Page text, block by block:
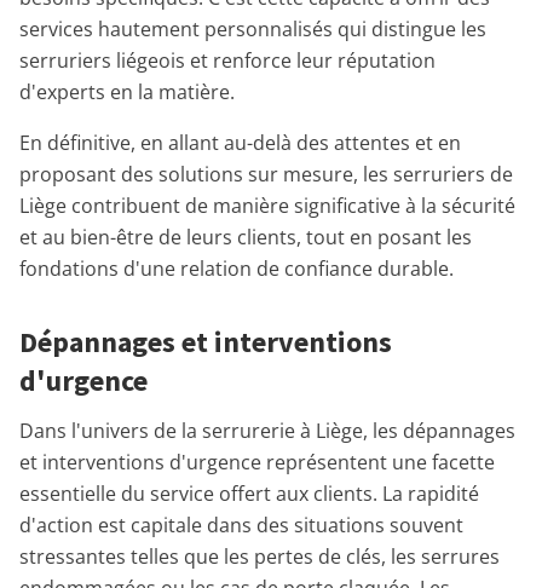
services hautement personnalisés qui distingue les
serruriers liégeois et renforce leur réputation
d'experts en la matière.
En définitive, en allant au-delà des attentes et en
proposant des solutions sur mesure, les serruriers de
Liège contribuent de manière significative à la sécurité
et au bien-être de leurs clients, tout en posant les
fondations d'une relation de confiance durable.
Dépannages et interventions
d'urgence
Dans l'univers de la serrurerie à Liège, les dépannages
et interventions d'urgence représentent une facette
essentielle du service offert aux clients. La rapidité
d'action est capitale dans des situations souvent
stressantes telles que les pertes de clés, les serrures